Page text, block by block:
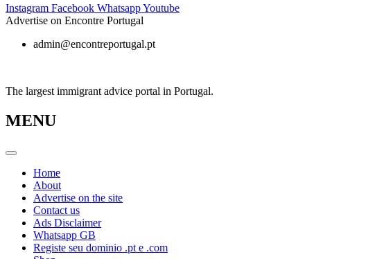
Skip
to
Instagram Facebook WhatsappYoutube
Advertise on Encontre Portugal
admin@encontreportugal.pt
The largest immigrant advice portal in Portugal.
MENU
Home
About
Advertise on the site
Contact us
Ads Disclaimer
Whatsapp GB
Registe seu dominio .pt e .com